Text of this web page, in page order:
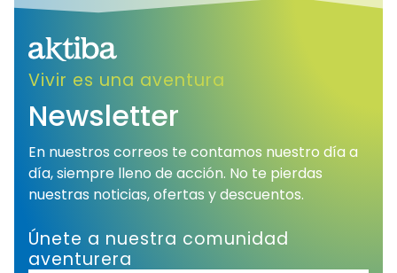
Vivir es una aventura
Newsletter
En nuestros correos te contamos nuestro día a
día, siempre lleno de acción. No te pierdas
nuestras noticias, ofertas y descuentos.
Únete a nuestra comunidad
aventurera